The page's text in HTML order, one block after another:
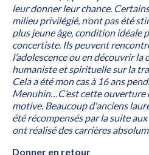
leur donner leur chance.
milieu privilégié, n’ont pas été
plus jeune âge, condition idéale
concertiste. Ils peuvent
l’adolescence ou en découvrir la
humaniste et spirituelle sur la
Cela a été mon cas à 16 ans
Menuhin…C’est cette ouverture
motive. Beaucoup d'anciens
été récompensés par la suite
ont réalisé des carrières
Donner en retour